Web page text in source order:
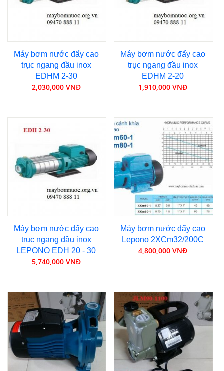
Máy bơm nước đẩy cao
trục ngang đầu inox
EDHM 2-30
2,030,000 VNĐ
Máy bơm nước đẩy cao
trục ngang đầu inox
EDHM 2-20
1,910,000 VNĐ
Máy bơm nước đẩy cao
trục ngang đầu inox
LEPONO EDH 20 - 30
5,740,000 VNĐ
Máy bơm nước đẩy cao
Lepono 2XCm32/200C
4,800,000 VNĐ